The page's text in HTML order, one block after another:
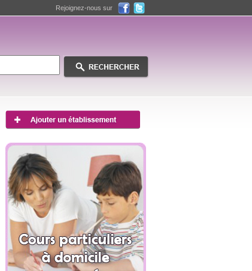
Rejoignez-nous sur